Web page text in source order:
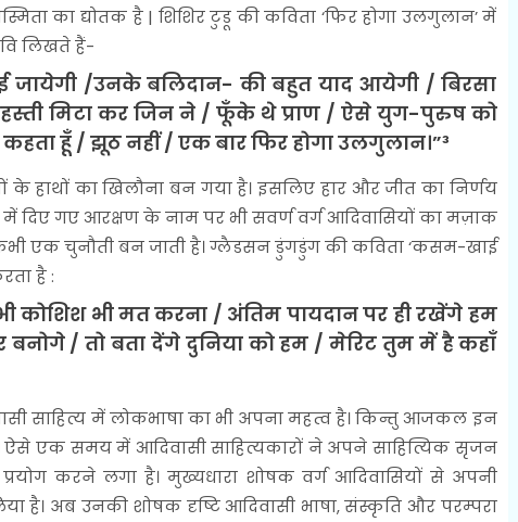
का द्योतक है | शिशिर टुडू की कविता ‘फिर होगा उलगुलान’ में
लिखते हैं-
/उनके बलिदान- की बहुत याद आयेगी / बिरसा
मिटा कर जिन ने / फूँके थे प्राण / ऐसे युग-पुरुष को
हूँ / झूठ नहीं / एक बार फिर होगा उलगुलान।”³
के हाथों का खिलौना बन गया है। इसलिए हार और जीत का निर्णय
में दिए गए आरक्षण के नाम पर भी सवर्ण वर्ग आदिवासियों का मज़ाक
एक चुनौती बन जाती है। ग्लैडसन डुंगडुंग की कविता ‘कसम-खाई
है :
कोशिश भी मत करना / अंतिम पायदान पर ही रखेंगे हम
/ तो बता देंगे दुनिया को हम / मेरिट तुम में है कहाँ
साहित्य में लोकभाषा का भी अपना महत्व है। किन्तु आजकल इन
ऐसे एक समय में आदिवासी साहित्यकारों ने अपने साहित्यिक सृजन
करने लगा है। मुख्यधारा शोषक वर्ग आदिवासियों से अपनी
है। अब उनकी शोषक दृष्टि आदिवासी भाषा, संस्कृति और परम्परा